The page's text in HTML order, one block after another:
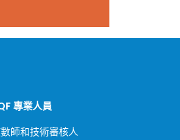
專業人員
師和技術審核人